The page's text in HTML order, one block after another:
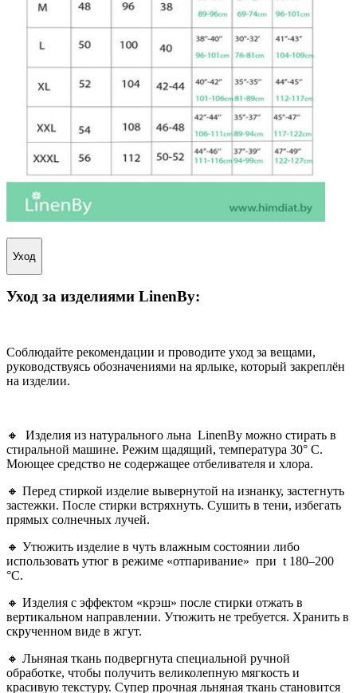
Уход
Уход за изделиями LinenBy:
Соблюдайте рекомендации и проводите уход за вещами,
руководствуясь обозначениями на ярлыке, который закреплён
на изделии.
🔸 Изделия из натурального льна LinenBy можно стирать в
стиральной машине. Режим щадящий, температура 30° С.
Моющее средство не содержащее отбеливателя и хлора.
🔸 Перед стиркой изделие вывернутой на изнанку, застегнуть
застежки. После стирки встряхнуть. Сушить в тени, избегать
прямых солнечных лучей.
🔸 Утюжить изделие в чуть влажным состоянии либо
использовать утюг в режиме «отпаривание» при t 180–200
°С.
🔸 Изделия с эффектом «крэш» после стирки отжать в
вертикальном направлении. Утюжить не требуется. Хранить в
скрученном виде в жгут.
🔸 Льняная ткань подвергнута специальной ручной
обработке, чтобы получить великолепную мягкость и
красивую текстуру. Супер прочная льняная ткань становится